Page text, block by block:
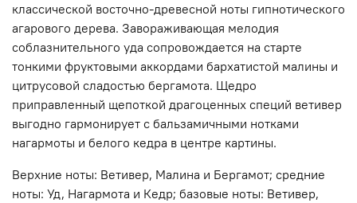
классической восточно-древесной ноты гипнотического
агарового дерева. Завораживающая мелодия
соблазнительного уда сопровождается на старте
тонкими фруктовыми аккордами бархатистой малины и
цитрусовой сладостью бергамота. Щедро
приправленный щепоткой драгоценных специй ветивер
выгодно гармонирует с бальзамичными нотками
нагармоты и белого кедра в центре картины.
Верхние ноты: Ветивер, Малина и Бергамот; средние
ноты: Уд, Нагармота и Кедр; базовые ноты: Ветивер,